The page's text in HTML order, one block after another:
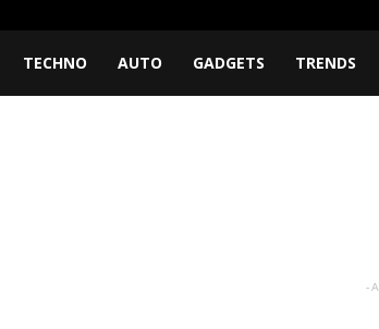
TECHNO AUTO GADGETS TRENDS
-